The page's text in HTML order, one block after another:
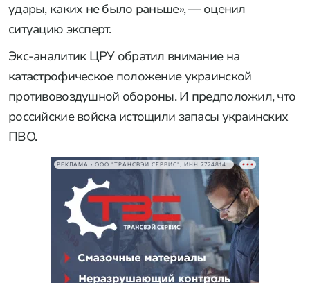
удары, каких не было раньше», — оценил
ситуацию эксперт.
Экс-аналитик ЦРУ обратил внимание на
катастрофическое положение украинской
противовоздушной обороны. И предположил, что
российские войска истощили запасы украинских
ПВО.
РЕКЛАМА • ООО "ТРАНСВЭЙ СЕРВИС", ИНН 7724814198